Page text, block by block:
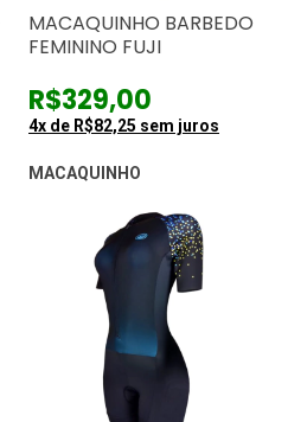
MACAQUINHO BARBEDO
FEMININO FUJI
R$329,00
4x de R$82,25 sem juros
MACAQUINHO